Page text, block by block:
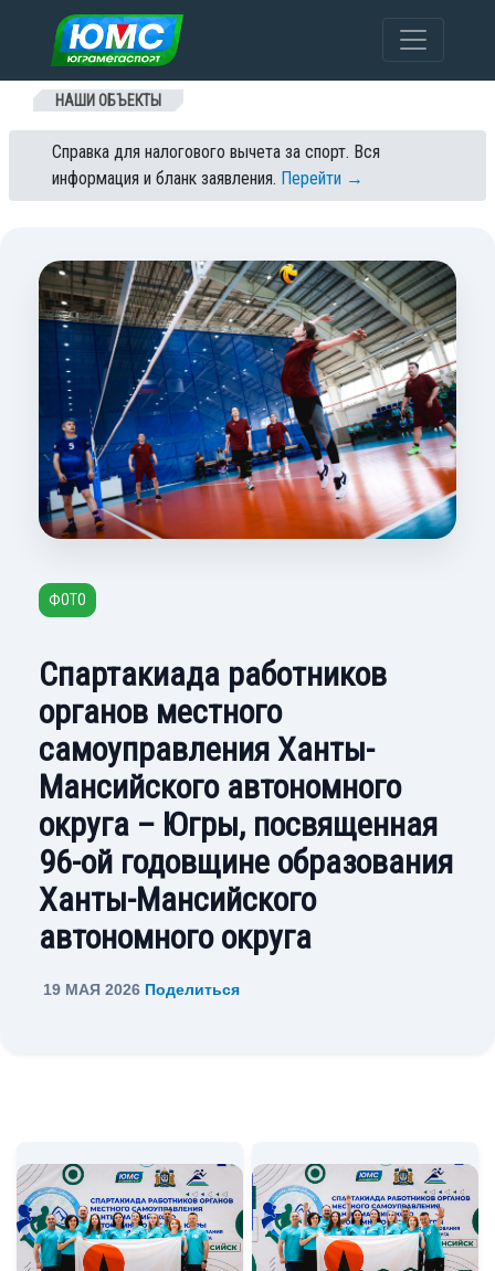
Перейти к содержанию
НАШИ ОБЪЕКТЫ
Справка для налогового вычета за спорт. Вся
информация и бланк заявления. Перейти →
ФОТО
Спартакиада работников
органов местного
самоуправления Ханты-
Мансийского автономного
округа – Югры, посвященная
96-ой годовщине образования
Ханты-Мансийского
автономного округа
19 МАЯ 2026 Поделиться